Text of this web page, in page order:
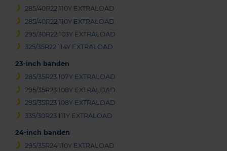
285/40R22 110Y EXTRALOAD
285/40R22 110Y EXTRALOAD
295/30R22 103Y EXTRALOAD
325/35R22 114Y EXTRALOAD
23-inch banden
285/35R23 107Y EXTRALOAD
295/35R23 108Y EXTRALOAD
295/35R23 108Y EXTRALOAD
335/30R23 111Y EXTRALOAD
24-inch banden
295/35R24 110Y EXTRALOAD